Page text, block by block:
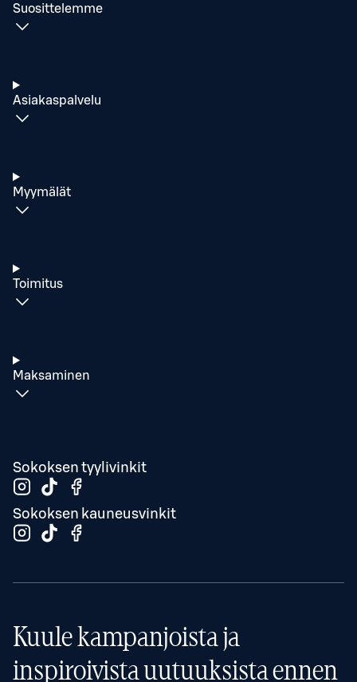
Suosittelemme
Asiakaspalvelu
Myymälät
Toimitus
Maksaminen
Sokoksen tyylivinkit
Sokoksen kauneusvinkit
Kuule kampanjoista ja
inspiroivista uutuuksista ennen